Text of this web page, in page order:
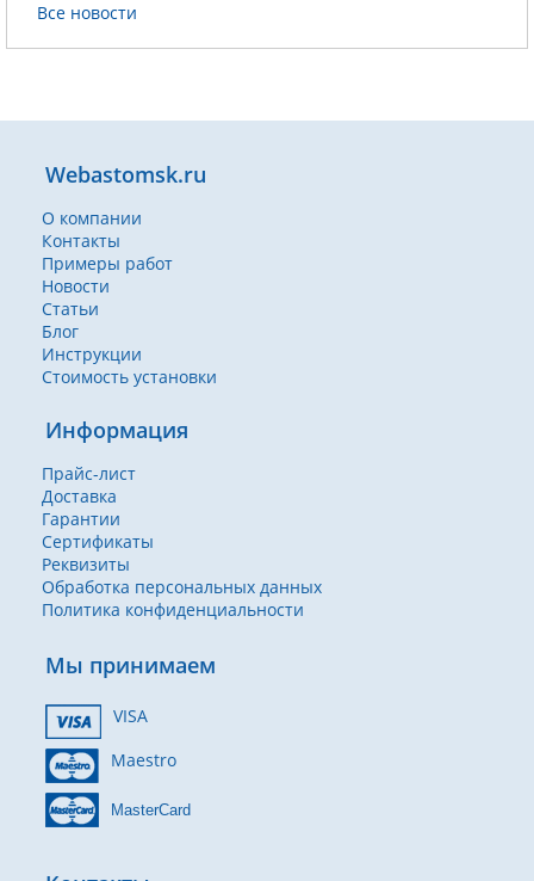
Все новости
Webastomsk.ru
О компании
Контакты
Примеры работ
Новости
Статьи
Блог
Инструкции
Стоимость установки
Информация
Прайс-лист
Доставка
Гарантии
Сертификаты
Реквизиты
Обработка персональных данных
Политика конфиденциальности
Мы принимаем
VISA
Maestro
MasterCard